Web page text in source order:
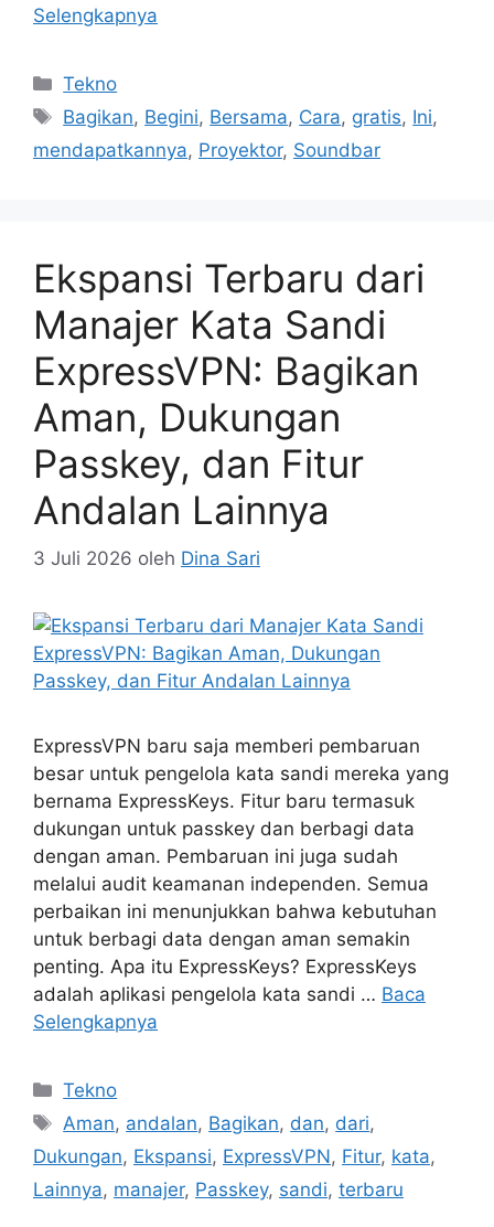
Selengkapnya
Kategori
Tekno
Tag
Bagikan, Begini, Bersama, Cara, gratis, Ini,
mendapatkannya, Proyektor, Soundbar
Ekspansi Terbaru dari
Manajer Kata Sandi
ExpressVPN: Bagikan
Aman, Dukungan
Passkey, dan Fitur
Andalan Lainnya
3 Juli 2026 oleh Dina Sari
ExpressVPN baru saja memberi pembaruan
besar untuk pengelola kata sandi mereka yang
bernama ExpressKeys. Fitur baru termasuk
dukungan untuk passkey dan berbagi data
dengan aman. Pembaruan ini juga sudah
melalui audit keamanan independen. Semua
perbaikan ini menunjukkan bahwa kebutuhan
untuk berbagi data dengan aman semakin
penting. Apa itu ExpressKeys? ExpressKeys
adalah aplikasi pengelola kata sandi … Baca
Selengkapnya
Kategori
Tekno
Tag
Aman, andalan, Bagikan, dan, dari,
Dukungan, Ekspansi, ExpressVPN, Fitur, kata,
Lainnya, manajer, Passkey, sandi, terbaru